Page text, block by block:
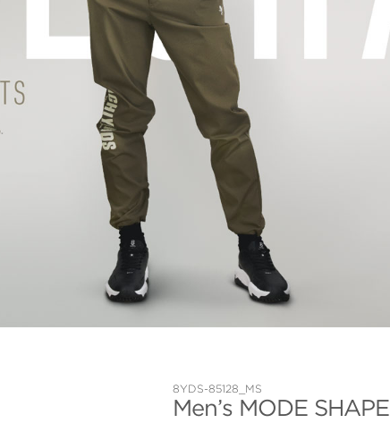
8YDS-85128_MS
Men’s MODE SHAPE